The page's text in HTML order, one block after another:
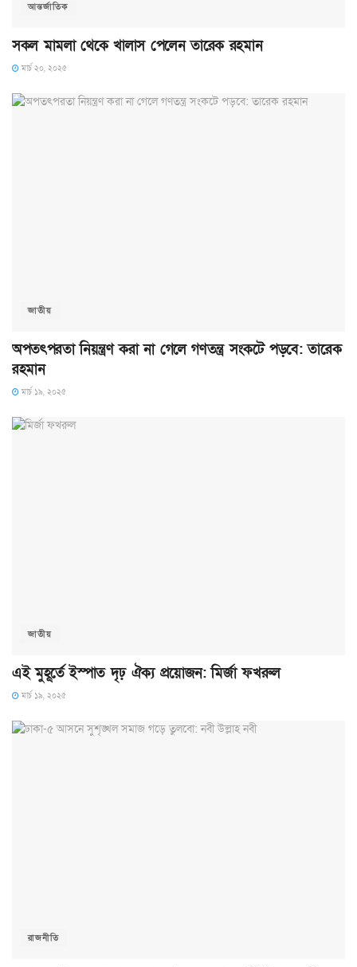
আন্তর্জাতিক
সকল মামলা থেকে খালাস পেলেন তারেক রহমান
মার্চ ২০, ২০২৫
জাতীয়
অপতৎপরতা নিয়ন্ত্রণ করা না গেলে গণতন্ত্র সংকটে পড়বে: তারেক
রহমান
মার্চ ১৯, ২০২৫
জাতীয়
এই মুহূর্তে ইস্পাত দৃঢ় ঐক্য প্রয়োজন: মির্জা ফখরুল
মার্চ ১৯, ২০২৫
রাজনীতি